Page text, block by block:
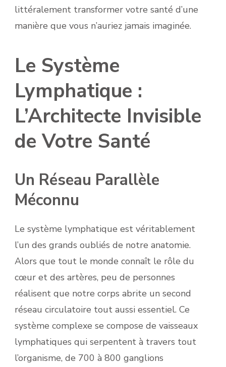
littéralement transformer votre santé d’une
manière que vous n’auriez jamais imaginée.
Le Système
Lymphatique :
L’Architecte Invisible
de Votre Santé
Un Réseau Parallèle
Méconnu
Le système lymphatique est véritablement
l’un des grands oubliés de notre anatomie.
Alors que tout le monde connaît le rôle du
cœur et des artères, peu de personnes
réalisent que notre corps abrite un second
réseau circulatoire tout aussi essentiel. Ce
système complexe se compose de vaisseaux
lymphatiques qui serpentent à travers tout
l’organisme, de 700 à 800 ganglions